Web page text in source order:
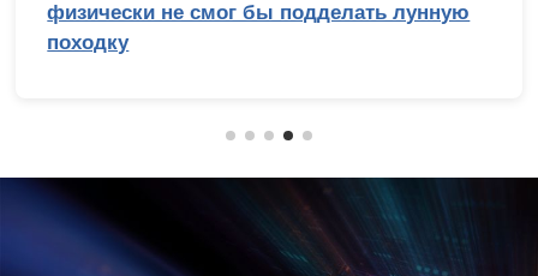
физически не смог бы подделать лунную
походку